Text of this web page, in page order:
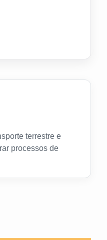
terrestre e
processos de